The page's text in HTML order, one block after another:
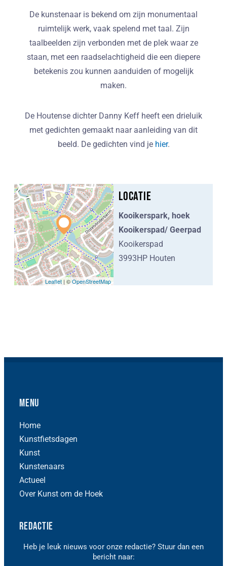
De kunstenaar is bekend om zijn monumentaal
ruimtelijk werk, vaak spelend met taal. Zijn
taalbeelden zijn verbonden met de plek waar ze
staan, met een raadselachtigheid die een diepere
betekenis zou kunnen aanduiden of mogelijk
maken.
De Houtense dichter Danny Keff heeft een drieluik
met gedichten gemaakt naar aanleiding van dit
beeld. De gedichten vind je hier.
Leaflet | ©OpenStreetMap
Locatie
Kooikerspark, hoek
Kooikerspad/ Geerpad
Kooikerspad
3993HP Houten
Menu
Home
Kunstfietsdagen
Kunst
Kunstenaars
Actueel
Over Kunst om de Hoek
Redactie
Heb je leuk nieuws voor onze redactie? Stuur dan een
bericht naar: